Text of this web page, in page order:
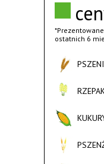
ostatnich 6